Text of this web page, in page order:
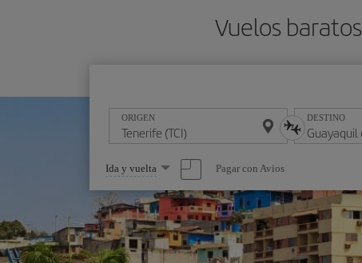
Vuelos
ORIGEN DESTINO
Seleccione
una
opción
Ida y vuelta Pagar con Avios